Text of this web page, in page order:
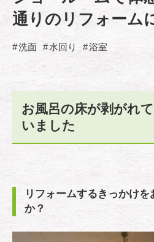
通りのリフォー
洗面 水回り 浴室
お風呂の床が剥がれ
いました
リフォームするきっかけ
か？